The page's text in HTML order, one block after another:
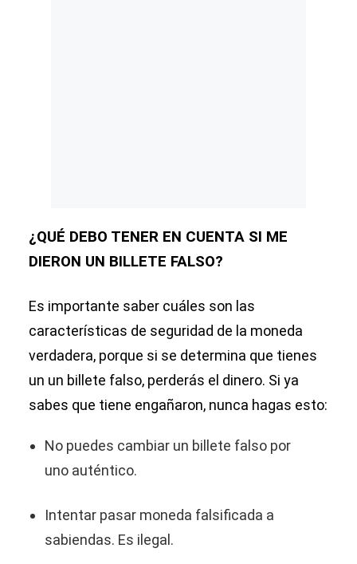
¿QUÉ DEBO TENER EN CUENTA SI ME
DIERON UN BILLETE FALSO?
Es importante saber cuáles son las
características de seguridad de la moneda
verdadera, porque si se determina que tienes
un un billete falso, perderás el dinero. Si ya
sabes que tiene engañaron, nunca hagas esto:
No puedes cambiar un billete falso por
uno auténtico.
Intentar pasar moneda falsificada a
sabiendas. Es ilegal.